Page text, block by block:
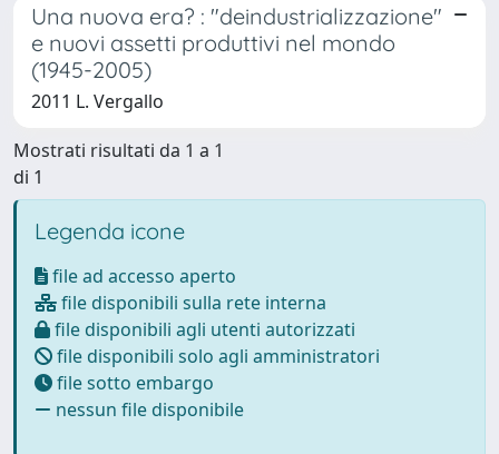
Una nuova era? : "deindustrializzazione"
e nuovi assetti produttivi nel mondo
(1945-2005)
2011 L. Vergallo
Mostrati risultati da 1 a 1
di 1
Legenda icone
file ad accesso aperto
file disponibili sulla rete interna
file disponibili agli utenti autorizzati
file disponibili solo agli amministratori
file sotto embargo
nessun file disponibile